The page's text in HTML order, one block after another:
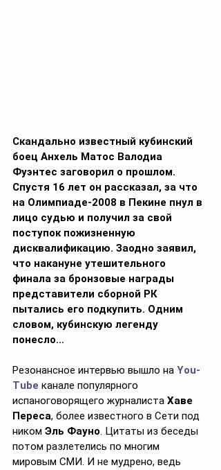
Скандально известный кубинский
боец Анхель Матос Валодиа
Фуэнтес заговорил о прошлом.
Спустя 16 лет он рассказал, за что
на Олимпиаде-2008 в Пекине пнул в
лицо судью и получил за свой
поступок пожизненную
дисквалификацию. Заодно заявил,
что накануне утешительного
финала за бронзовые награды
представители сборной РК
пытались его подкупить. Одним
словом, кубинскую легенду
понесло…
Резонансное интервью вышло на You-
Tube канале популярного
испаноговорящего журналиста Хаве
Переса, более известного в Сети под
ником Эль Фауно. Цитаты из беседы
потом разлетелись по многим
мировым СМИ. И не мудрено, ведь